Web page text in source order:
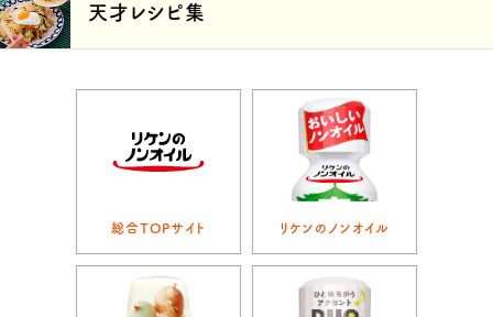
天才レシピ集
総合TOPサイト リケンのノンオイル